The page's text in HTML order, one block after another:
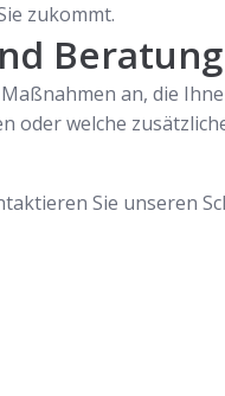
zukommt.
Beratung
an, die
oder welche
Sie unseren